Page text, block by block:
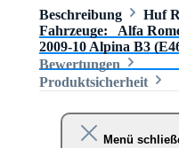
Beschreibung
Huf
Fahrzeuge: Alfa
2009-10 Alpina B3
Bewertungen
Produktsicherheit
Menü